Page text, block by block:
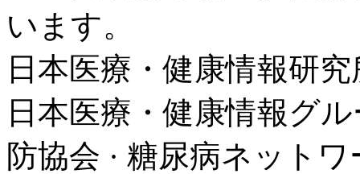
います。
日本医療・健康情報研究
日本医療・健康情報グ
防協会 · 糖尿病ネット